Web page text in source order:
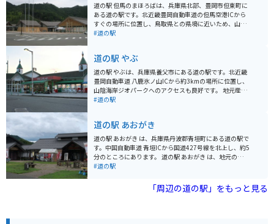
道の駅 但馬のまほろばは、兵庫県北部、豊岡市但東町に
ある道の駅です。北近畿豊岡自動車道の但馬空港ICから
すぐの場所に位置し、鳥取県との県境に近いため、山陰
地方へのアクセスにも便利です。 地元の新鮮な野菜や但
は、日本の滝百選に選ばれた「猿尾滝」、高さ約40mか
ら落下する雄大な「天滝」などの観光スポットがありま
す。 バイクで訪れる際は、道の駅から続く県道702号線
がおすすめです。緑豊かな山間部を走るワインディング
ロードで、ツーリングにも最適です。但馬牛バーガーや
#道の駅
道の駅 やぶ
道の駅 やぶは、兵庫県養父市にある道の駅です。北近畿
豊岡自動車道 八鹿氷ノ山ICから約3kmの場所に位置し、
山陰海岸ジオパークへのアクセスも良好です。 地元産の
新鮮な野菜や加工品が販売されている「彩菜館」が人気
卵」がおすすめです。 ツーリングで訪れる場合、道の駅
やぶは休憩場所として最適です。駐車場も広く、バイク
ラックも完備されています。周辺には、氷ノ山や瀞川平
など、自然豊かな観光スポットも点在しており、ツーリ
ングの拠点としてもおすすめです。
#道の駅
道の駅 あおがき
道の駅 あおがき は、兵庫県丹波郡青垣町にある道の駅で
す。中国自動車道 青垣ICから国道427号線を北上し、約5
分のところにあります。 道の駅 あおがき は、地元の農産
物や特産品を販売する直売所や、地元食材を使った料理
際は、道の駅の駐車場にバイク専用の駐輪スペースがあ
ります。また、道の駅 あおがき は、ツーリングの休憩場
#道の駅
「周辺の道の駅」をもっと見る